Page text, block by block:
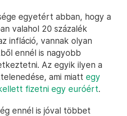
egyetért abban, hogy a
valahol 20 százalék
infláció, vannak olyan
ennél is nagyobb
Az egyik ilyen a
ami miatt egy
fizetni egy euróért.
ennél is jóval többet